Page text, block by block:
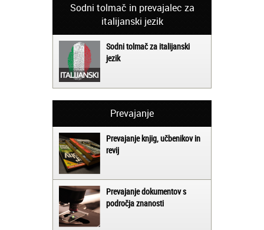
Sodni tolmač in prevajalec za
italijanski jezik
Sodni tolmač za italijanski
jezik
Prevajanje
Prevajanje knjig, učbenikov in
revij
Prevajanje dokumentov s
področja znanosti